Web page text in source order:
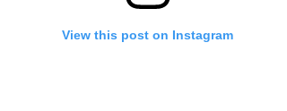
View this post on Instagram